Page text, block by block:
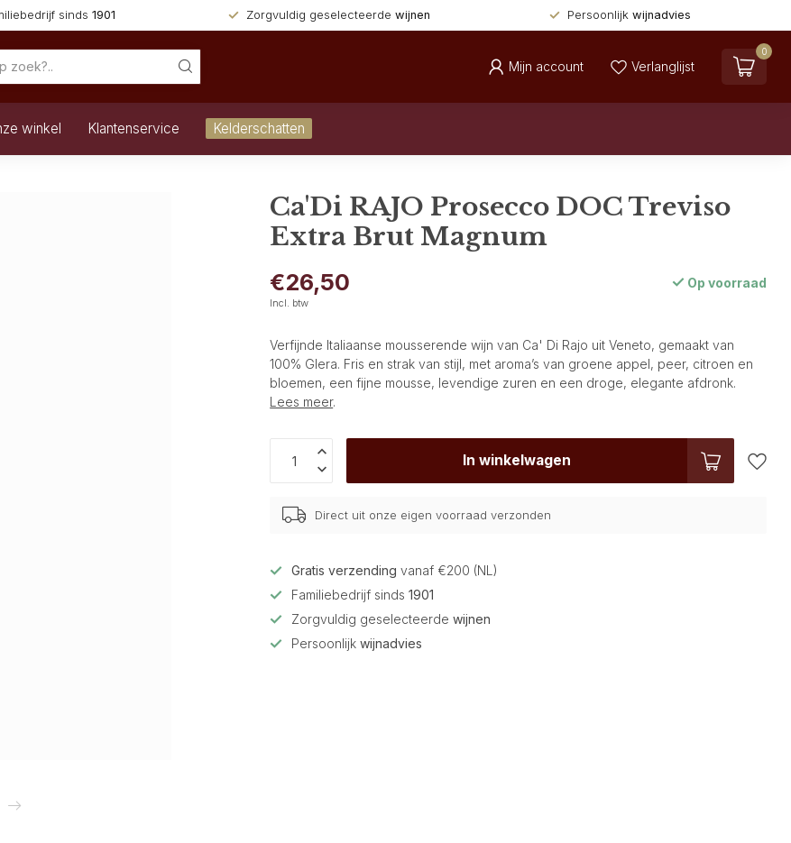
sinds 1901 Zorgvuldig geselecteerde wijnen Persoonlijk wijnadvies
Mijn account Verlanglijst
0
winkel Klantenservice Kelderschatten
Ca'Di RAJO Prosecco DOC Treviso
Extra Brut Magnum
€26,50
Incl. btw
Op voorraad
Verfijnde Italiaanse mousserende wijn van Ca' Di Rajo uit Veneto, gemaakt van
100% Glera. Fris en strak van stijl, met aroma’s van groene appel, peer, citroen en
bloemen, een fijne mousse, levendige zuren en een droge, elegante afdronk.
Lees meer.
In winkelwagen
Direct uit onze eigen voorraad verzonden
Gratis verzending vanaf €200 (NL)
Familiebedrijf sinds1901
Zorgvuldig geselecteerdewijnen
Persoonlijkwijnadvies